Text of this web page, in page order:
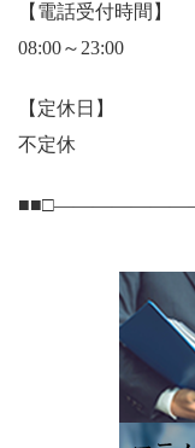
【電話受付時間】
08:00～23:00
【定休日】
不定休